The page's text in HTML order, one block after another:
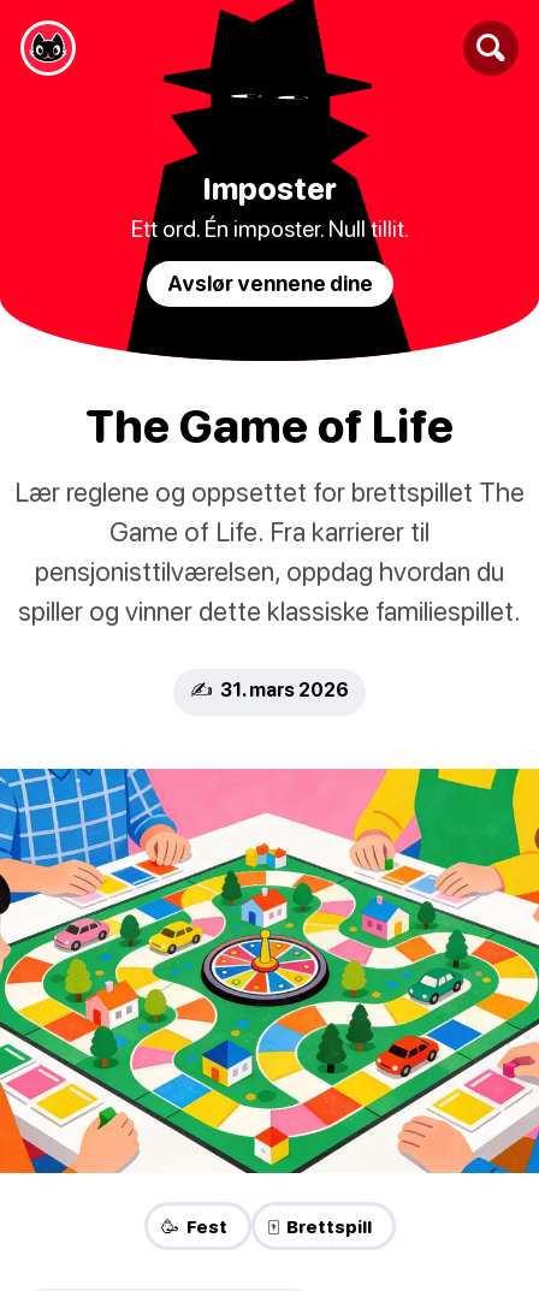
Imposter
Ett ord. Én imposter. Null tillit.
Avslør vennene dine
The Game of Life
Lær reglene og oppsettet for brettspillet The
Game of Life. Fra karrierer til
pensjonisttilværelsen, oppdag hvordan du
spiller og vinner dette klassiske familiespillet.
✍️ 31. mars 2026
🥳 Fest 🀄 Brettspill